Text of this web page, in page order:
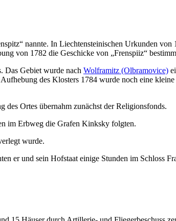
nannte. In Liechtensteinischen Urkunden
von 1782 die Geschicke von „Frenspiiz“
Das Gebiet wurde nach Wolframitz (Olbramovice)
des Klosters 1784 wurde noch eine
des Ortes übernahm zunächst der Religionsfonds.
im Erbweg die Grafen Kinksky folgten.
wurde.
er und sein Hofstaat einige Stunden im Schloss